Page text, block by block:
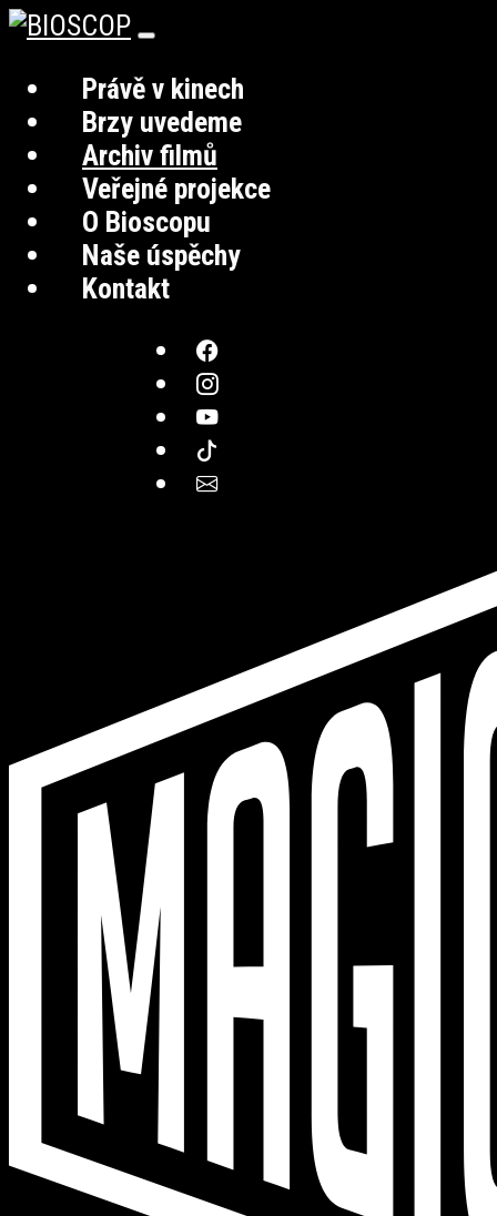
Právě v kinech
Brzy uvedeme
Archiv filmů
Veřejné projekce
O Bioscopu
Naše úspěchy
Kontakt